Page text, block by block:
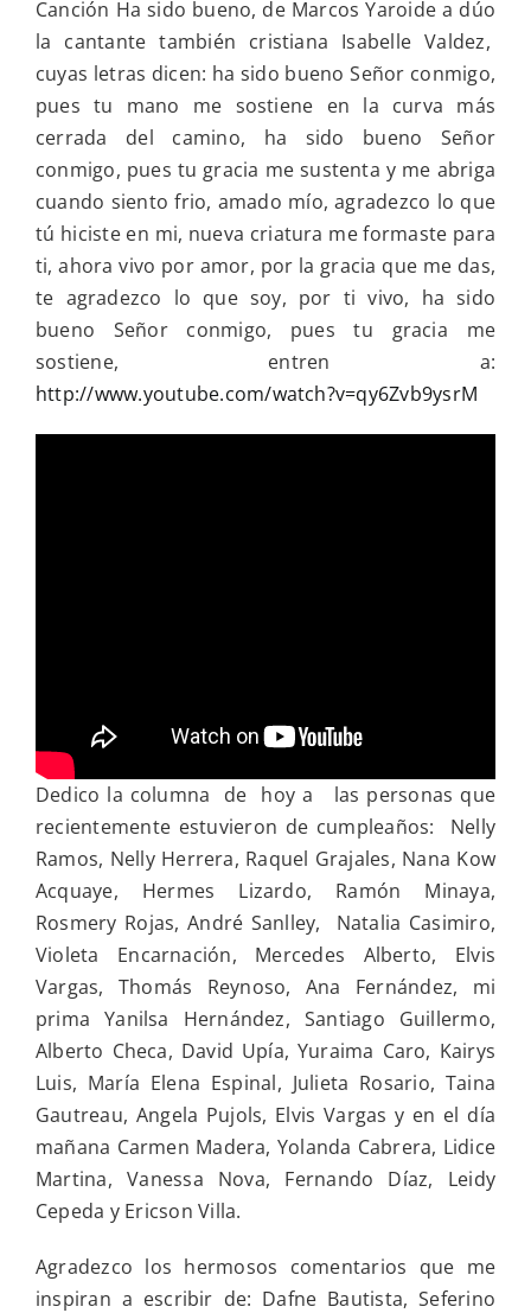
Canción Ha sido bueno, de Marcos Yaroide a dúo
la cantante también cristiana Isabelle Valdez,
cuyas letras dicen: ha sido bueno Señor conmigo,
pues tu mano me sostiene en la curva más
cerrada del camino, ha sido bueno Señor
conmigo, pues tu gracia me sustenta y me abriga
cuando siento frio, amado mío, agradezco lo que
tú hiciste en mi, nueva criatura me formaste para
ti, ahora vivo por amor, por la gracia que me das,
te agradezco lo que soy, por ti vivo, ha sido
bueno Señor conmigo, pues tu gracia me
sostiene, entren a:
http://www.youtube.com/watch?v=qy6Zvb9ysrM
Dedico la columna de hoy a las personas que
recientemente estuvieron de cumpleaños: Nelly
Ramos, Nelly Herrera, Raquel Grajales, Nana Kow
Acquaye, Hermes Lizardo, Ramón Minaya,
Rosmery Rojas, André Sanlley, Natalia Casimiro,
Violeta Encarnación, Mercedes Alberto, Elvis
Vargas, Thomás Reynoso, Ana Fernández, mi
prima Yanilsa Hernández, Santiago Guillermo,
Alberto Checa, David Upía, Yuraima Caro, Kairys
Luis, María Elena Espinal, Julieta Rosario, Taina
Gautreau, Angela Pujols, Elvis Vargas y en el día
mañana Carmen Madera, Yolanda Cabrera, Lidice
Martina, Vanessa Nova, Fernando Díaz, Leidy
Cepeda y Ericson Villa.
Agradezco los hermosos comentarios que me
inspiran a escribir de: Dafne Bautista, Seferino